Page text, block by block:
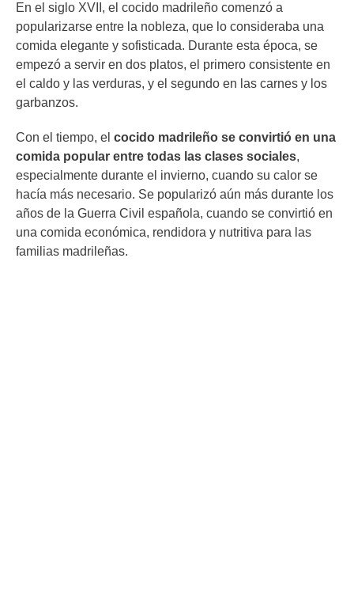
En el siglo XVII, el cocido madrileño comenzó a
popularizarse entre la nobleza, que lo consideraba una
comida elegante y sofisticada. Durante esta época, se
empezó a servir en dos platos, el primero consistente en
el caldo y las verduras, y el segundo en las carnes y los
garbanzos.
Con el tiempo, el cocido madrileño se convirtió en una
comida popular entre todas las clases sociales,
especialmente durante el invierno, cuando su calor se
hacía más necesario. Se popularizó aún más durante los
años de la Guerra Civil española, cuando se convirtió en
una comida económica, rendidora y nutritiva para las
familias madrileñas.